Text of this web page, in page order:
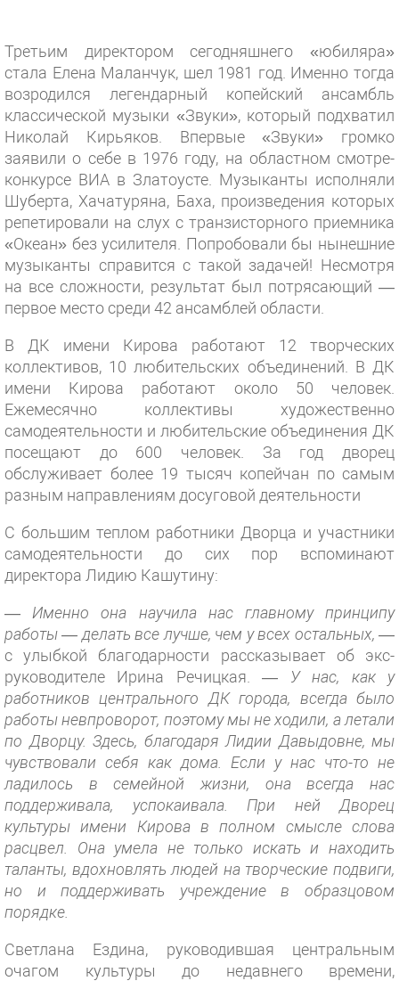
Третьим директором сегодняшнего «юбиляра»
стала Елена Маланчук, шел 1981 год. Именно тогда
возродился легендарный копейский ансамбль
классической музыки «Звуки», который подхватил
Николай Кирьяков. Впервые «Звуки» громко
заявили о себе в 1976 году, на областном смотре-
конкурсе ВИА в Златоусте. Музыканты исполняли
Шуберта, Хачатуряна, Баха, произведения которых
репетировали на слух с транзисторного приемника
«Океан» без усилителя. Попробовали бы нынешние
музыканты справится с такой задачей! Несмотря
на все сложности, результат был потрясающий —
первое место среди 42 ансамблей области.
В ДК имени Кирова работают 12 творческих
коллективов, 10 любительских объединений. В ДК
имени Кирова работают около 50 человек.
Ежемесячно коллективы художественно
самодеятельности и любительские объединения ДК
посещают до 600 человек. За год дворец
обслуживает более 19 тысяч копейчан по самым
разным направлениям досуговой деятельности
С большим теплом работники Дворца и участники
самодеятельности до сих пор вспоминают
директора Лидию Кашутину:
— Именно она научила нас главному принципу
работы — делать все лучше, чем у всех остальных, —
с улыбкой благодарности рассказывает об экс-
руководителе Ирина Речицкая. —
У нас, как у
работников центрального ДК города, всегда было
работы невпроворот, поэтому мы не ходили, а летали
по Дворцу. Здесь, благодаря Лидии Давыдовне, мы
чувствовали себя как дома. Если у нас что-то не
ладилось в семейной жизни, она всегда нас
поддерживала, успокаивала. При ней Дворец
культуры имени Кирова в полном смысле слова
расцвел. Она умела не только искать и находить
таланты, вдохновлять людей на творческие подвиги,
но и поддерживать учреждение в образцовом
порядке.
Светлана Ездина, руководившая центральным
очагом культуры до недавнего времени,